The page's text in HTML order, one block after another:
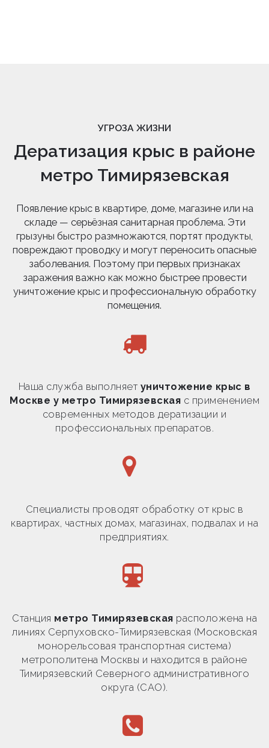
УГРОЗА ЖИЗНИ
Дератизация крыс в районе
метро Тимирязевская
Появление крыс в квартире, доме, магазине или на
складе — серьёзная санитарная проблема. Эти
грызуны быстро размножаются, портят продукты,
повреждают проводку и могут переносить опасные
заболевания. Поэтому при первых признаках
заражения важно как можно быстрее провести
уничтожение крыс и профессиональную обработку
помещения.
Наша служба выполняет уничтожение крыс в
Москве у метро Тимирязевская с применением
современных методов дератизации и
профессиональных препаратов.
Специалисты проводят обработку от крыс в
квартирах, частных домах, магазинах, подвалах и на
предприятиях.
Станция метро Тимирязевская расположена на
линиях Серпуховско-Тимирязевская (Московская
монорельсовая транспортная система)
метрополитена Москвы и находится в районе
Тимирязевский Северного административного
округа (САО).